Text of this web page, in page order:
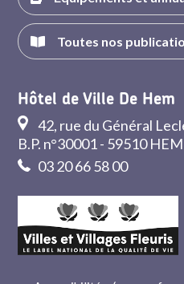
Toutes nos
Hôtel de Ville De Hem
42, rue du Général
B.P. n°30001 - 59510 HEM
03 20 66 58 00